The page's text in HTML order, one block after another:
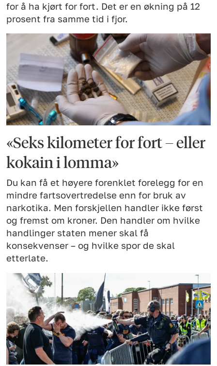
for å ha kjørt for fort. Det er en økning på 12
prosent fra samme tid i fjor.
«Seks kilometer for fort – eller
kokain i lomma»
Du kan få et høyere forenklet forelegg for en
mindre fartsovertredelse enn for bruk av
narkotika. Men forskjellen handler ikke først
og fremst om kroner. Den handler om hvilke
handlinger staten mener skal få
konsekvenser – og hvilke spor de skal
etterlate.